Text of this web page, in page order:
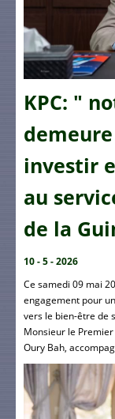
KPC: "
investir
au
de la
10 - 5 - 2026
Ce samedi 09 mai
engagement pour
vers le bien-être de
Monsieur le
Oury Bah,